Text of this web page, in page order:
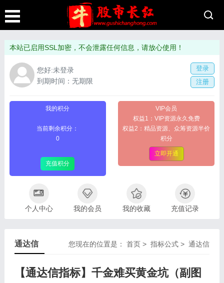
本站已启用SSL加密，不会泄露任何信息，请放心使用！
您好:未登录
到期时间：无期限
登录
注册
我的积分
当前剩余积分：
0
充值积分
VIP会员
权益1：VIP资源永久免费
权益2：精品资源、众筹资源半价
积分
立即开通
个人中心 我的会员 我的收藏 充值记录
您现在的位置是：首页 >指标公式 >通达信
通达信
【通达信指标】千金难买黄金坑（副图